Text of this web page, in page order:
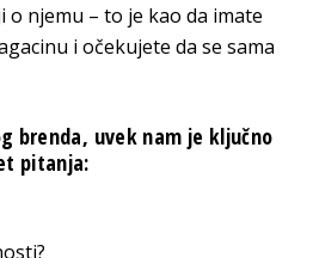
o njemu – to je kao da imate
i očekujete da se sama
brenda, uvek nam je ključno
t pitanja: